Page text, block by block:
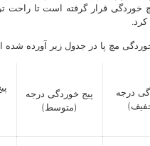
خوردگی قرار گرفته است تا راحت
مچ پا در جدول زیر آورده
درجه
پیج خوردگی درجه
(متوسط)